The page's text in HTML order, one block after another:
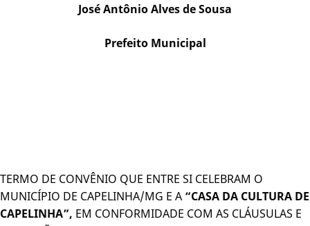
José Antônio Alves de Sousa
Prefeito Municipal
TERMO DE CONVÊNIO QUE ENTRE SI CELEBRAM O
MUNICÍPIO DE CAPELINHA/MG E A “CASA DA CULTURA DE
CAPELINHA”, EM CONFORMIDADE COM AS CLÁUSULAS E